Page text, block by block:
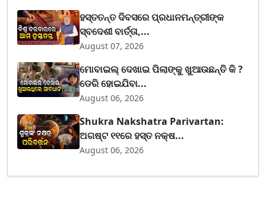
ହସ୍ତତନ୍ତ ଦିବସରେ ପ୍ରଧାନମନ୍ତ୍ରୀଙ୍କ
ସ୍ବଦେଶୀ ବାର୍ତ୍ତା,...
August 07, 2026
ମୋବାଇଲ୍ ଦେଖାଇ ପିଲାଙ୍କୁ ଖୁଆଉଛନ୍ତି କି ?
ଡେରି ହୋଇଯିବା...
August 06, 2026
Shukra Nakshatra Parivartan:
ଅଗଷ୍ଟ ୧୧ରେ ହସ୍ତ ନକ୍ଷ...
August 06, 2026